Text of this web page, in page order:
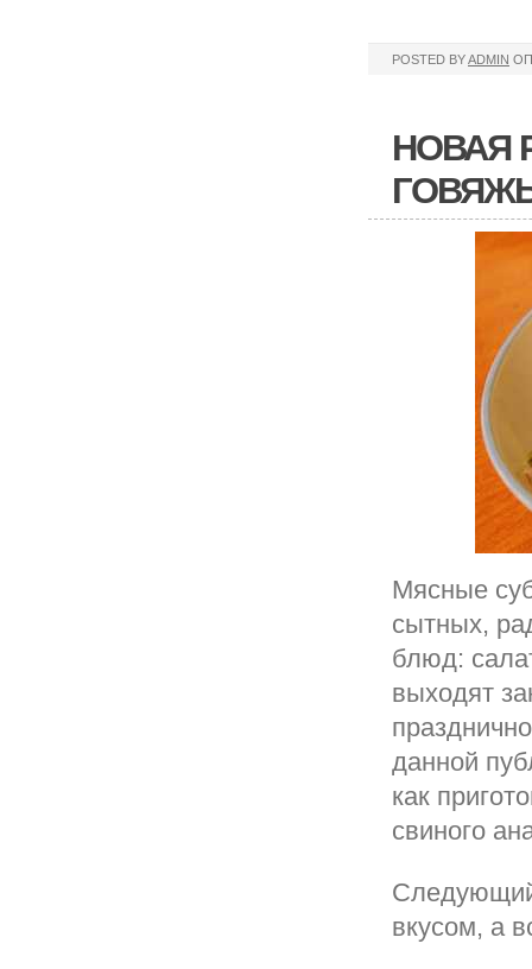
POSTED BYADMIN
НОВАЯ
Мясные
сытных,
блюд:
выходят
данной
как
свиного
вкусом, а